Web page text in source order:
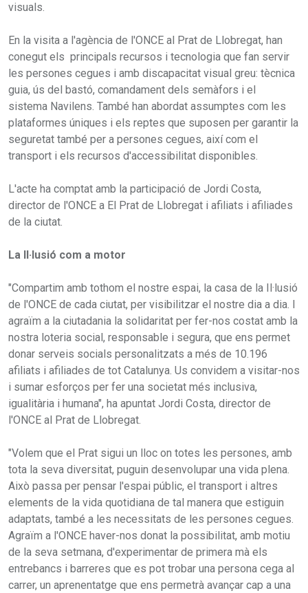
visuals.
En la visita a l'agència de l'ONCE al Prat de Llobregat, han
conegut els principals recursos i tecnologia que fan servir
les persones cegues i amb discapacitat visual greu: tècnica
guia, ús del bastó, comandament dels semàfors i el
sistema Navilens. També han abordat assumptes com les
plataformes úniques i els reptes que suposen per garantir la
seguretat també per a persones cegues, així com el
transport i els recursos d'accessibilitat disponibles.
L'acte ha comptat amb la participació de Jordi Costa,
director de l'ONCE a El Prat de Llobregat i afiliats i afiliades
de la ciutat.
La Il·lusió com a motor
"Compartim amb tothom el nostre espai, la casa de la Il·lusió
de l'ONCE de cada ciutat, per visibilitzar el nostre dia a dia. I
agraïm a la ciutadania la solidaritat per fer-nos costat amb la
nostra loteria social, responsable i segura, que ens permet
donar serveis socials personalitzats a més de 10.196
afiliats i afiliades de tot Catalunya. Us convidem a visitar-nos
i sumar esforços per fer una societat més inclusiva,
igualitària i humana", ha apuntat Jordi Costa, director de
l'ONCE al Prat de Llobregat.
"Volem que el Prat sigui un lloc on totes les persones, amb
tota la seva diversitat, puguin desenvolupar una vida plena.
Això passa per pensar l'espai públic, el transport i altres
elements de la vida quotidiana de tal manera que estiguin
adaptats, també a les necessitats de les persones cegues.
Agraïm a l'ONCE haver-nos donat la possibilitat, amb motiu
de la seva setmana, d'experimentar de primera mà els
entrebancs i barreres que es pot trobar una persona cega al
carrer, un aprenentatge que ens permetrà avançar cap a una